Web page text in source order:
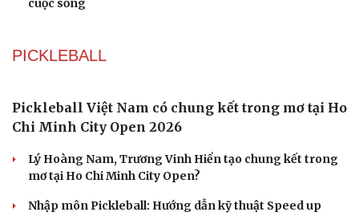
Tư vấn
Cuốn sách giúp người bận rộn thoát khỏi vòng